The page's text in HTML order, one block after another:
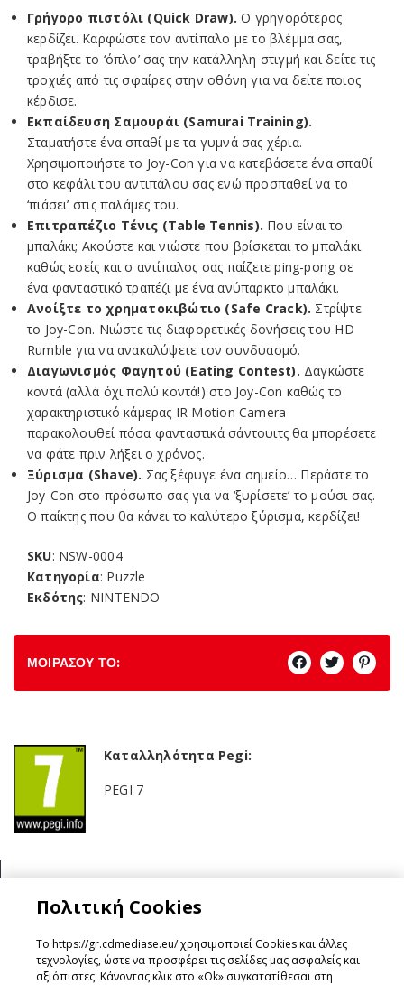
Γρήγορο πιστόλι (Quick Draw). Ο γρηγορότερος
κερδίζει. Καρφώστε τον αντίπαλο με το βλέμμα σας,
τραβήξτε το ‘όπλο’ σας την κατάλληλη στιγμή και δείτε τις
τροχιές από τις σφαίρες στην οθόνη για να δείτε ποιος
κέρδισε.
Εκπαίδευση Σαμουράι (Samurai Training).
Σταματήστε ένα σπαθί με τα γυμνά σας χέρια.
Χρησιμοποιήστε το Joy-Con για να κατεβάσετε ένα σπαθί
στο κεφάλι του αντιπάλου σας ενώ προσπαθεί να το
‘πιάσει’ στις παλάμες του.
Επιτραπέζιο Τένις (Table Tennis). Που είναι το
μπαλάκι; Ακούστε και νιώστε που βρίσκεται το μπαλάκι
καθώς εσείς και ο αντίπαλος σας παίζετε ping-pong σε
ένα φανταστικό τραπέζι με ένα ανύπαρκτο μπαλάκι.
Ανοίξτε το χρηματοκιβώτιο (Safe Crack). Στρίψτε
το Joy-Con. Νιώστε τις διαφορετικές δονήσεις του HD
Rumble για να ανακαλύψετε τον συνδυασμό.
Διαγωνισμός Φαγητού (Eating Contest). Δαγκώστε
κοντά (αλλά όχι πολύ κοντά!) στο Joy-Con καθώς το
χαρακτηριστικό κάμερας IR Motion Camera
παρακολουθεί πόσα φανταστικά σάντουιτς θα μπορέσετε
να φάτε πριν λήξει ο χρόνος.
Ξύρισμα (Shave). Σας ξέφυγε ένα σημείο… Περάστε το
Joy-Con στο πρόσωπο σας για να ‘ξυρίσετε’ το μούσι σας.
Ο παίκτης που θα κάνει το καλύτερο ξύρισμα, κερδίζει!
SKU: NSW-0004
Κατηγορία: Puzzle
Εκδότης: NINTENDO
ΜΟΙΡΑΣΟΥ ΤΟ:
Καταλληλότητα Pegi:
PEGI 7
PuzzleΠολιτική Cookies
Το https://gr.cdmediase.eu/ χρησιμοποιεί Cookies και άλλες
τεχνολογίες, ώστε να προσφέρει τις σελίδες μας ασφαλείς και
αξιόπιστες. Κάνοντας κλικ στο «Ok» συγκατατίθεσαι στη